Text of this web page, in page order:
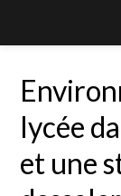
lycée
et une